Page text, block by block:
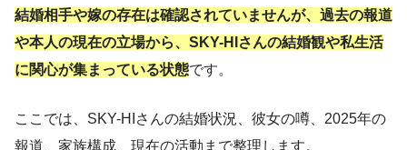
結婚相手や嫁の存在は確認されていませんが、過去の報道
や本人の現在の立場から、SKY-HIさんの結婚観や私生活
に関心が集まっている状態です。
ここでは、SKY-HIさんの結婚状況、彼女の噂、2025年の
報道、家族構成、現在の活動まで整理します。